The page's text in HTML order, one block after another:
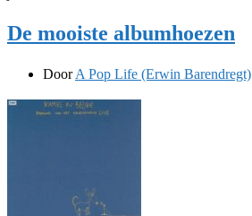
De mooiste albumhoezen
DoorA Pop Life (Erwin Barendregt)